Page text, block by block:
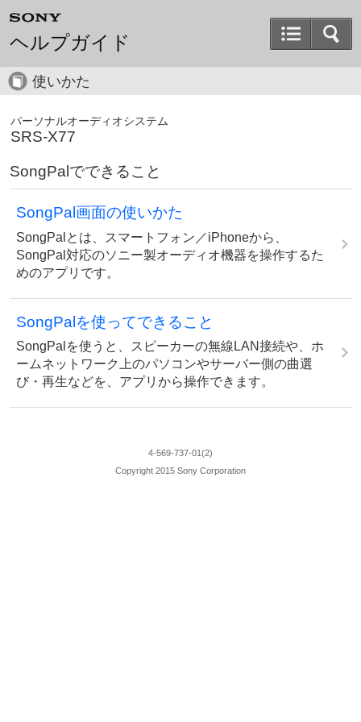
ヘルプガイド
使いかた
パーソナルオーディオシステム
SRS-X77
SongPalでできること
SongPal画面の使いかた
SongPalとは、スマートフォン／iPhoneから、
SongPal対応のソニー製オーディオ機器を操作するた
めのアプリです。
SongPalを使ってできること
SongPalを使うと、スピーカーの無線LAN接続や、ホ
ームネットワーク上のパソコンやサーバー側の曲選
び・再生などを、アプリから操作できます。
4-569-737-01(2)
Copyright 2015 Sony Corporation